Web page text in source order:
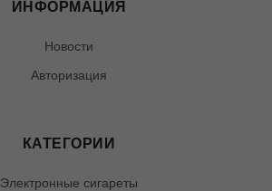
ИНФОРМАЦИЯ
Новости
Авторизация
КАТЕГОРИИ
Электронные сигареты